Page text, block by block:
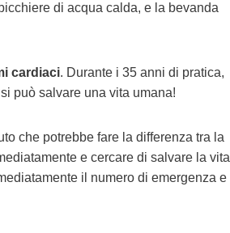
di acqua calda, e la bevanda
cardiaci. Durante i 35 anni di pratica,
può salvare una vita umana!
che potrebbe fare la differenza tra la
e cercare di salvare la vita
il numero di emergenza e